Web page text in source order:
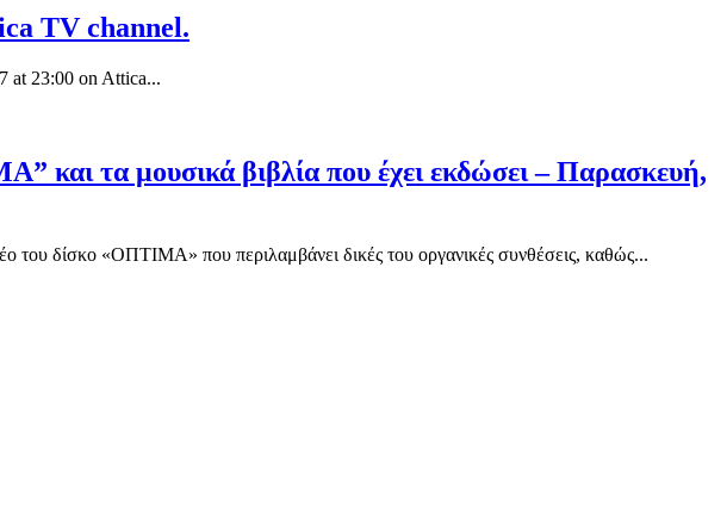
TV channel.
at 23:00 on Attica...
και τα μουσικά βιβλία που έχει εκδώσει – Παρασκευή,
του δίσκο «ΟΠΤΙΜΑ» που περιλαμβάνει δικές του οργανικές συνθέσεις, καθώς...